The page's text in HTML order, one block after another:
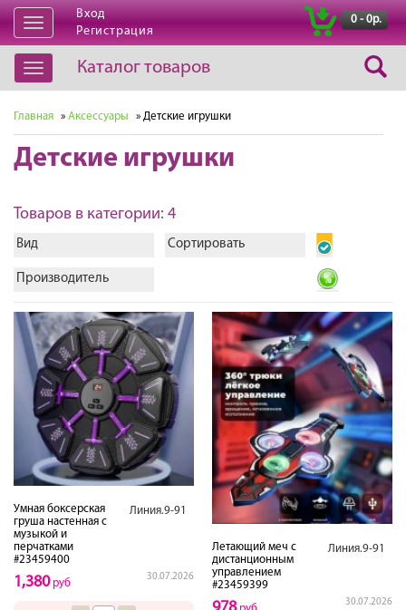
Открыть
навигацию
Вход
Регистрация
0 - 0р.
Открыть
навигацию
Каталог товаров
Главная » Аксессуары » Детские игрушки
Детские игрушки
Товаров в категории: 4
Вид Сортировать
Производитель
Умная боксерская
груша настенная с
музыкой и
перчатками
#23459400
Линия.9-91
30.07.2026
1,380руб
Летающий меч с
дистанционным
управлением
#23459399
Линия.9-91
30.07.2026